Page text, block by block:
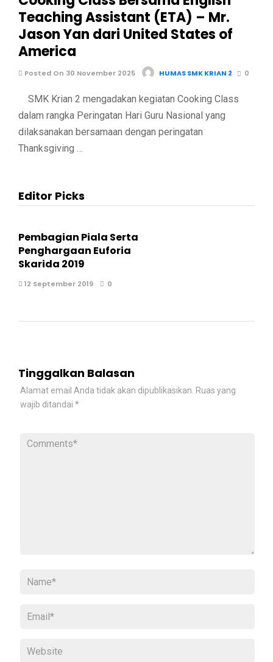
Teaching Assistant (ETA) – Mr.
Jason Yan dari United States of
America
Posted On 30 November 2025 HUMAS SMK KRIAN 2 0
SMK Krian 2 mengadakan kegiatan Cooking Class
dalam rangka Peringatan Hari Guru Nasional yang
dilaksanakan bersamaan dengan peringatan
Thanksgiving …
Editor Picks
Pembagian Piala Serta
Penghargaan Euforia
Skarida 2019
12 September 2019 0
Tinggalkan Balasan
Alamat email Anda tidak akan dipublikasikan. Ruas yang
wajib ditandai *